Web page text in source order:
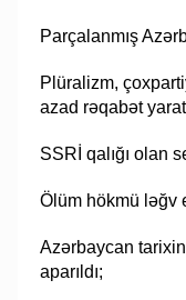
Parçalanmış
Plüralizm,
azad rəqabət
SSRİ qalığı olan
Ölüm hökmü ləğv
Azərbaycan
aparıldı;